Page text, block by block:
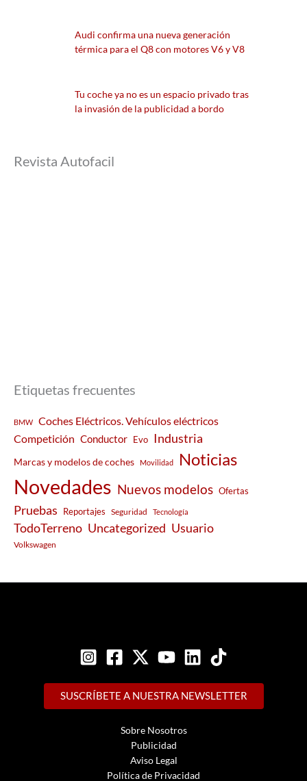
Audi confirma una nueva generación
térmica para el Q8 con motores V6 y V8
Tu coche ya no es un espacio privado tras
la invasión de la publicidad a bordo
Revista Autofacil
Etiquetas frecuentes
BMW
Coches Eléctricos. Vehículos eléctricos
Competición Conductor Evo Industria
Marcas y modelos de coches Movilidad Noticias
Novedades Nuevos modelos Ofertas
Pruebas Reportajes Seguridad Tecnología
TodoTerreno Uncategorized Usuario
Volkswagen
SUSCRÍBETE A NUESTRA NEWSLETTER
Sobre Nosotros
Publicidad
Aviso Legal
Política de Privacidad